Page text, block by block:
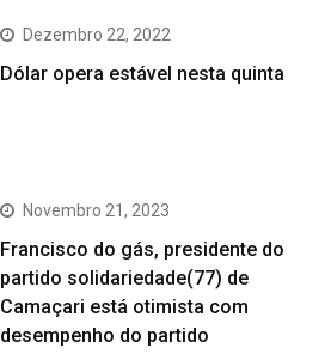
Dezembro 22, 2022
Dólar opera estável nesta quinta
Novembro 21, 2023
Francisco do gás, presidente do
partido solidariedade(77) de
Camaçari está otimista com
desempenho do partido